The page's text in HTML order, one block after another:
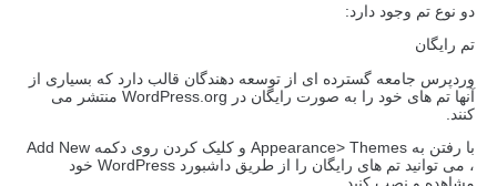
دو نوع تم وجود دارد:
تم رایگان
وردپرس جامعه گسترده ای از توسعه دهندگان قالب دارد که بسیاری از
آنها تم های خود را به صورت رایگان در WordPress.org منتشر می
کنند.
با رفتن به Appearance> Themes و کلیک کردن روی دکمه Add New
، می توانید تم های رایگان را از طریق داشبورد WordPress خود